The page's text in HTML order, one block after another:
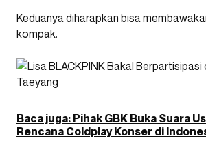
Keduanya diharapkan bisa
kompak.
Baca juga: Pihak GBK Buka Suara
Rencana Coldplay Konser di